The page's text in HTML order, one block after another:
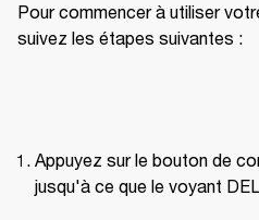
Pour commencer à utiliser
suivez les étapes suivantes :
Appuyez sur le bouton de
jusqu'à ce que le voyant